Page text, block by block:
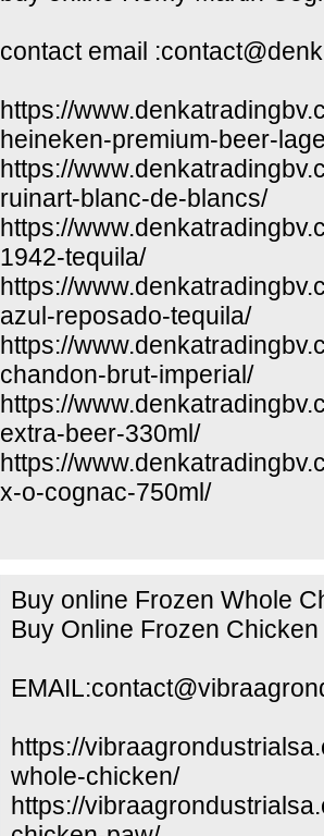
contact email
https://
heineken-premium-beer-
https://
ruinart-blanc-de-blancs/
https://
1942-tequila/
https://
azul-reposado-tequila/
https://
chandon-brut-imperial/
https://
extra-beer-330ml/
https://
x-o-cognac-750ml/
Buy online Frozen Whole
Buy Online Frozen
https://
whole-chicken/
https://